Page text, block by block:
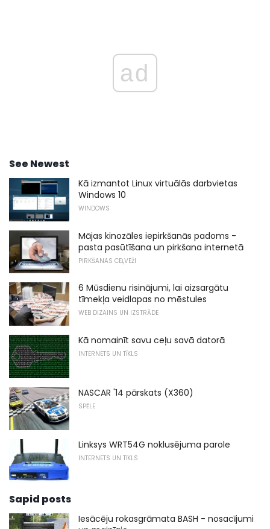
ad
See Newest
Kā izmantot Linux virtuālās darbvietas
Windows 10
WINDOWS
Mājas kinozāles iepirkšanās padoms -
pasta pasūtīšana un pirkšana internetā
PIRKŠANAS CEĻVEŽI
6 Mūsdienu risinājumi, lai aizsargātu
tīmekļa veidlapas no mēstules
WEB DIZAINS UN IZSTRĀDE
Kā nomainīt savu ceļu savā datorā
INTERNETS UN TĪKLS
NASCAR '14 pārskats (X360)
SPĒLE
Linksys WRT54G noklusējuma parole
INTERNETS UN TĪKLS
Sapid posts
Iesācēju rokasgrāmata BASH - nosacījumi